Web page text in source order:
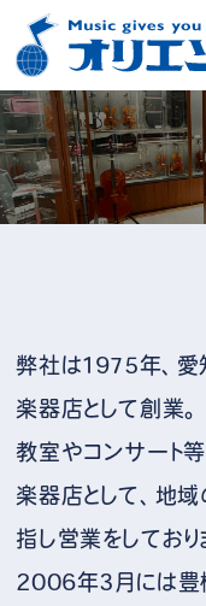
弊社は1975年、愛
楽器店として創業
教室やコンサート
楽器店として、地
指し営業をしており
2006年3月には豊